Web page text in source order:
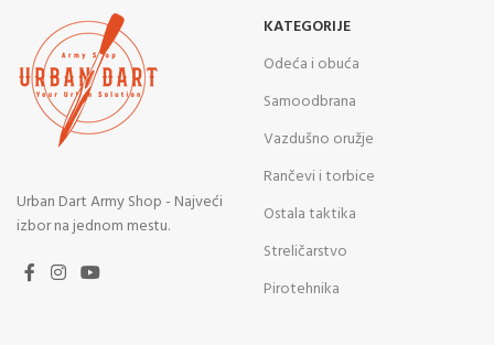
Urban Dart Army Shop - Najveći
izbor na jednom mestu.
KATEGORIJE
Odeća i obuća
Samoodbrana
Vazdušno oružje
Rančevi i torbice
Ostala taktika
Streličarstvo
Pirotehnika